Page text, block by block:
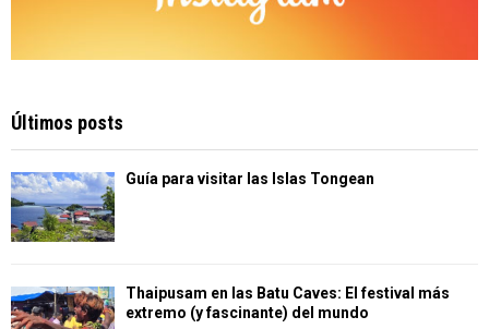
Últimos posts
Guía para visitar las Islas Tongean
Thaipusam en las Batu Caves: El festival más
extremo (y fascinante) del mundo